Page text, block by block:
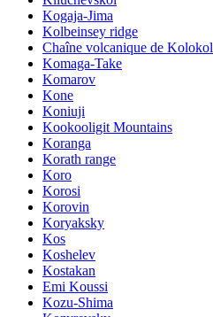
Kogaja-Jima
Kolbeinsey ridge
Chaîne volcanique de Kolokol
Komaga-Take
Komarov
Kone
Koniuji
Kookooligit Mountains
Koranga
Korath range
Koro
Korosi
Korovin
Koryaksky
Kos
Koshelev
Kostakan
Emi Koussi
Kozu-Shima